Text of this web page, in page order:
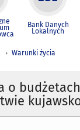
Bank Danych
Lokalnych
Warunki życia
o